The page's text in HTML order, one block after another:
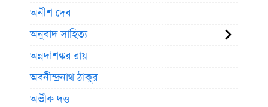
অনীশ দেব
অনুবাদ সাহিত্য
অন্নদাশঙ্কর রায়
অবনীন্দ্রনাথ ঠাকুর
অভীক দত্ত